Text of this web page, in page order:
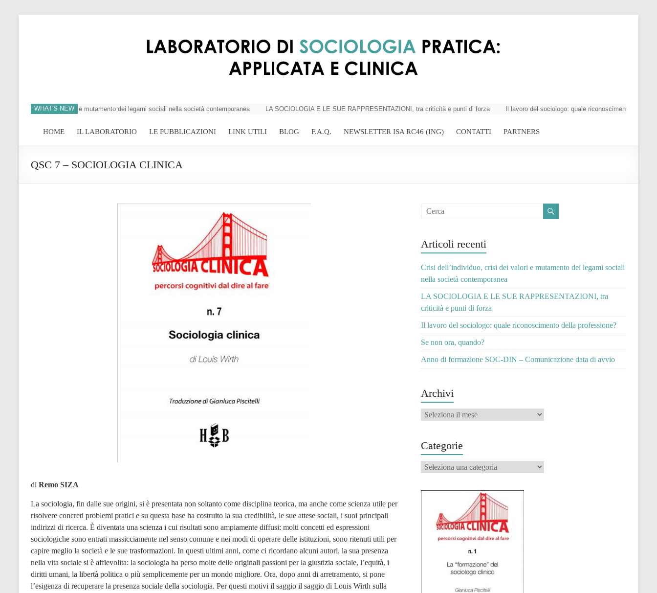
WHAT'S NEW
crisi dei valori e mutamento dei legami sociali nella società contemporanea LA SOCIOLOGIA E LE SUE RAPPRESENTAZIONI, tra criticità e punti di forza Il lavoro del sociologo: quale riconoscimento della
HOME IL LABORATORIO LE PUBBLICAZIONI LINK UTILI BLOG F.A.Q. NEWSLETTER ISA RC46 (ING) CONTATTI PARTNERS
QSC 7 – SOCIOLOGIA CLINICA
di Remo SIZA
La sociologia, fin dalle sue origini, si è presentata non soltanto come disciplina teorica, ma anche come scienza utile per
risolvere concreti problemi pratici e su questa base ha costruito la sua credibilità, le sue attese sociali, i suoi principali
indirizzi di ricerca. È diventata una scienza i cui risultati sono ampiamente diffusi: molti concetti ed espressioni
sociologiche sono entrati massicciamente nel senso comune e nei modi di operare delle istituzioni, sono ritenuti utili per
capire meglio la società e le sue trasformazioni. In questi ultimi anni, come ci ricordano alcuni autori, la sua presenza
nella vita sociale si è affievolita: la sociologia ha perso molte delle originali passioni per la giustizia sociale, l’equità, i
diritti umani, la libertà politica o più semplicemente per un mondo migliore. Ora, dopo anni di arretramento, si pone
l’esigenza di recuperare la presenza sociale della sociologia. Per questi motivi il saggio il saggio di Louis Wirth sulla
Articoli recenti
Crisi dell’individuo, crisi dei valori e mutamento dei legami sociali
nella società contemporanea
LA SOCIOLOGIA E LE SUE RAPPRESENTAZIONI, tra
criticità e punti di forza
Il lavoro del sociologo: quale riconoscimento della professione?
Se non ora, quando?
Anno di formazione SOC-DIN – Comunicazione data di avvio
Archivi
Archivi
Categorie
Categorie